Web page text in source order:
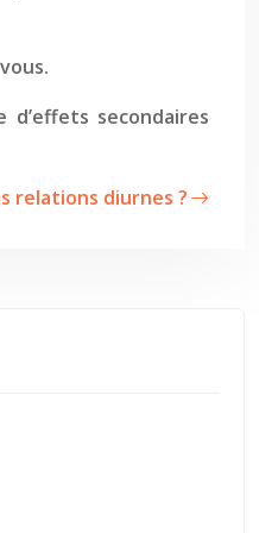
secondaires
relations diurnes ?